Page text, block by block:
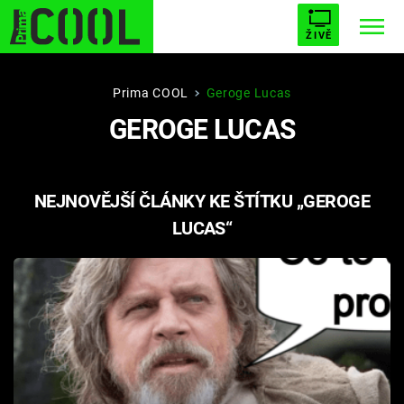
ŽIVĚ
STARHOUSE BUFFY, PŘEMOŽITELKA UPÍRŮ
PLNEJ KOTEL AVENGERS 5
Filmy
Seriály
Hry
Prima COOL Geroge Lucas
GEROGE LUCAS
NEJNOVĚJŠÍ ČLÁNKY KE ŠTÍTKU „GEROGE
LUCAS“